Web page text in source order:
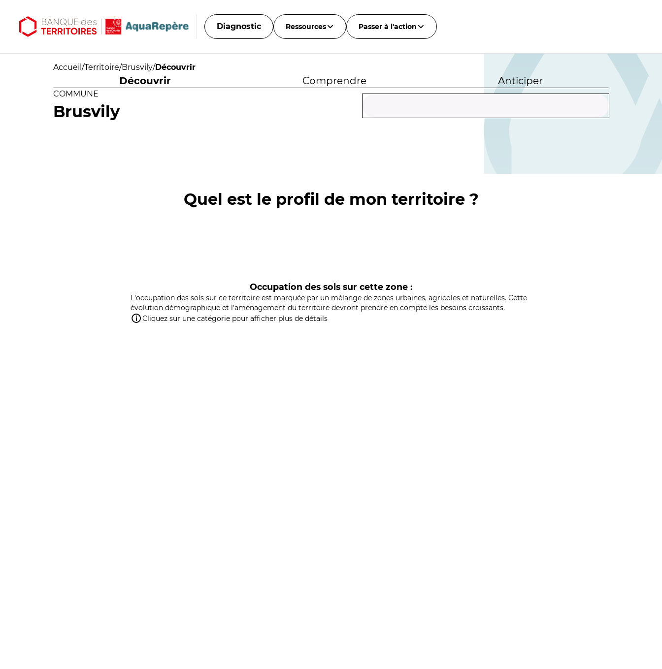
Diagnostic Ressources Passer à l'action
Accueil /Territoire/Brusvily/Découvrir
Découvrir Comprendre Anticiper
COMMUNE
Brusvily
Quel est le profil de mon territoire ?
Occupation des sols sur cette zone :
L'occupation des sols sur ce territoire est marquée par un mélange de zones urbaines, agricoles et naturelles. Cette
évolution démographique et l'aménagement du territoire devront prendre en compte les besoins croissants.
Cliquez sur une catégorie pour afficher plus de détails